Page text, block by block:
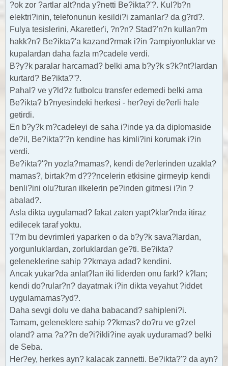
?ok zor ?artlar alt?nda y?netti Be?ikta?'?. Kul?b?n
elektri?inin, telefonunun kesildi?i zamanlar? da g?rd?.
Fulya tesislerini, Akaretler'i, ?n?n? Stad?'n?n kullan?m
hakk?n? Be?ikta?'a kazand?rmak i?in ?ampiyonluklar ve
kupalardan daha fazla m?cadele verdi.
B?y?k paralar harcamad? belki ama b?y?k s?k?nt?lardan
kurtard? Be?ikta?'?.
Pahal? ve y?ld?z futbolcu transfer edemedi belki ama
Be?ikta? b?nyesindeki herkesi - her?eyi de?erli hale
getirdi.
En b?y?k m?cadeleyi de saha i?inde ya da diplomaside
de?il, Be?ikta?'?n kendine has kimli?ini korumak i?in
verdi.
Be?ikta?'?n yozla?mamas?, kendi de?erlerinden uzakla?
mamas?, birtak?m d???ncelerin etkisine girmeyip kendi
benli?ini olu?turan ilkelerin pe?inden gitmesi i?in ?
abalad?.
Asla dikta uygulamad? fakat zaten yapt?klar?nda itiraz
edilecek taraf yoktu.
T?m bu devrimleri yaparken o da b?y?k sava?lardan,
yorgunluklardan, zorluklardan ge?ti. Be?ikta?
geleneklerine sahip ??kmaya adad? kendini.
Ancak yukar?da anlat?lan iki liderden onu farkl? k?lan;
kendi do?rular?n? dayatmak i?in dikta veyahut ?iddet
uygulamamas?yd?.
Daha sevgi dolu ve daha babacand? sahipleni?i.
Tamam, geleneklere sahip ??kmas? do?ru ve g?zel
oland? ama ?a??n de?i?ikli?ine ayak uyduramad? belki
de Seba.
Her?ey, herkes ayn? kalacak zannetti. Be?ikta?'? da ayn?